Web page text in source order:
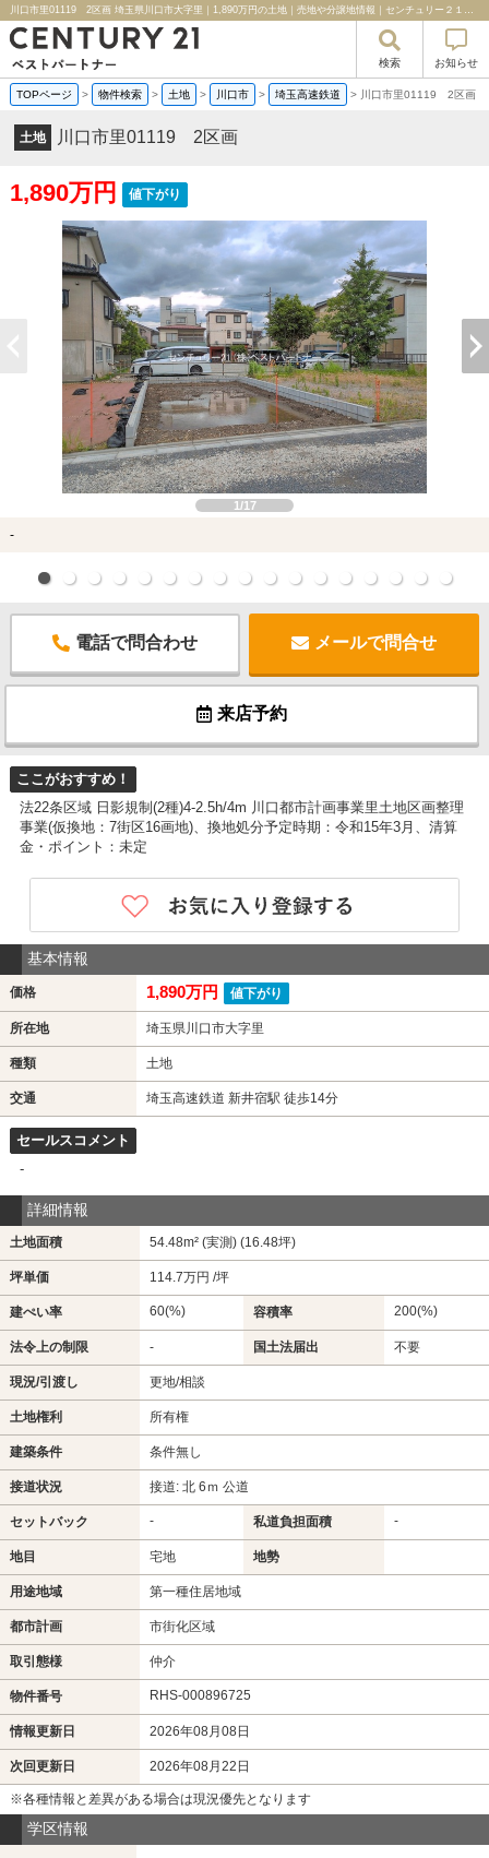
川口市里01119 2区画 埼玉県川口市大字里｜1,890万円の土地｜売地や分譲地情報｜センチュリー２１ベストパートナー
検索 お知らせ
TOPページ > 物件検索 > 土地 > 川口市 > 埼玉高速鉄道 > 川口市里01119 2区画
土地 川口市里01119 2区画
1,890万円 値下がり
1/17
-
電話で問合わせ メールで問合せ
来店予約
ここがおすすめ！
法22条区域 日影規制(2種)4-2.5h/4m 川口都市計画事業里土地区画整理
事業(仮換地：7街区16画地)、換地処分予定時期：令和15年3月、清算
金・ポイント：未定
基本情報
価格 1,890万円 値下がり
所在地 埼玉県川口市大字里
種類 土地
交通 埼玉高速鉄道 新井宿駅 徒歩14分
セールスコメント
-
詳細情報
土地面積 54.48m² (実測) (16.48坪)
坪単価 114.7万円 /坪
建ぺい率 60(%) 容積率 200(%)
法令上の制限 - 国土法届出 不要
現況/引渡し 更地/相談
土地権利 所有権
建築条件 条件無し
接道状況 接道: 北 6ｍ 公道
セットバック - 私道負担面積 -
地目 宅地 地勢
用途地域 第一種住居地域
都市計画 市街化区域
取引態様 仲介
物件番号 RHS-000896725
情報更新日 2026年08月08日
次回更新日 2026年08月22日
※各種情報と差異がある場合は現況優先となります
学区情報